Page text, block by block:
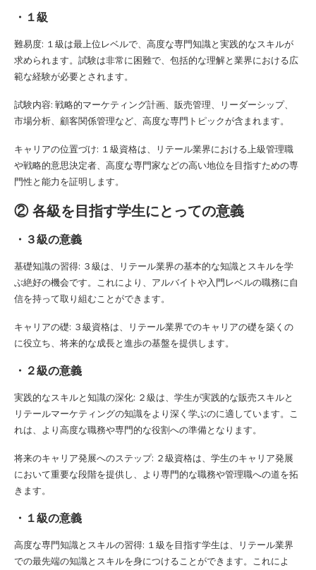
・１級
難易度: １級は最上位レベルで、高度な専門知識と実践的なスキルが
求められます。試験は非常に困難で、包括的な理解と業界における広
範な経験が必要とされます。
試験内容: 戦略的マーケティング計画、販売管理、リーダーシップ、
市場分析、顧客関係管理など、高度な専門トピックが含まれます。
キャリアの位置づけ: １級資格は、リテール業界における上級管理職
や戦略的意思決定者、高度な専門家などの高い地位を目指すための専
門性と能力を証明します。
② 各級を目指す学生にとっての意義
・３級の意義
基礎知識の習得: ３級は、リテール業界の基本的な知識とスキルを学
ぶ絶好の機会です。これにより、アルバイトや入門レベルの職務に自
信を持って取り組むことができます。
キャリアの礎: ３級資格は、リテール業界でのキャリアの礎を築くの
に役立ち、将来的な成長と進歩の基盤を提供します。
・２級の意義
実践的なスキルと知識の深化: ２級は、学生が実践的な販売スキルと
リテールマーケティングの知識をより深く学ぶのに適しています。こ
れは、より高度な職務や専門的な役割への準備となります。
将来のキャリア発展へのステップ: ２級資格は、学生のキャリア発展
において重要な段階を提供し、より専門的な職務や管理職への道を拓
きます。
・１級の意義
高度な専門知識とスキルの習得: １級を目指す学生は、リテール業界
での最先端の知識とスキルを身につけることができます。これによ